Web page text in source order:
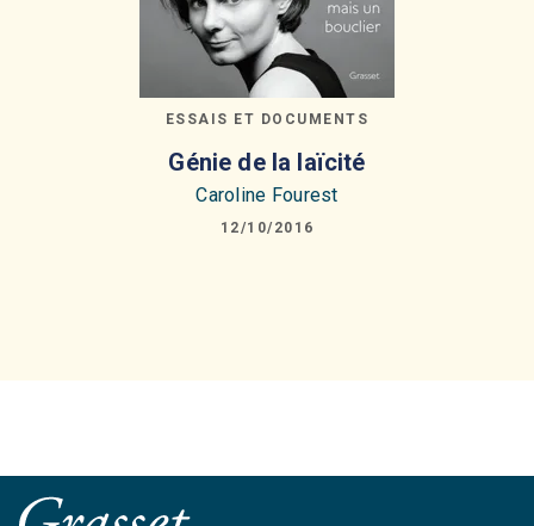
ESSAIS ET DOCUMENTS
Génie de la laïcité
Caroline Fourest
12/10/2016